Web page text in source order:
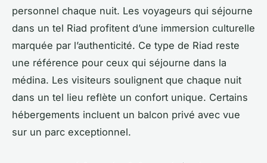
personnel chaque nuit. Les voyageurs qui séjourne
dans un tel Riad profitent d’une immersion culturelle
marquée par l’authenticité. Ce type de Riad reste
une référence pour ceux qui séjourne dans la
médina. Les visiteurs soulignent que chaque nuit
dans un tel lieu reflète un confort unique. Certains
hébergements incluent un balcon privé avec vue
sur un parc exceptionnel.